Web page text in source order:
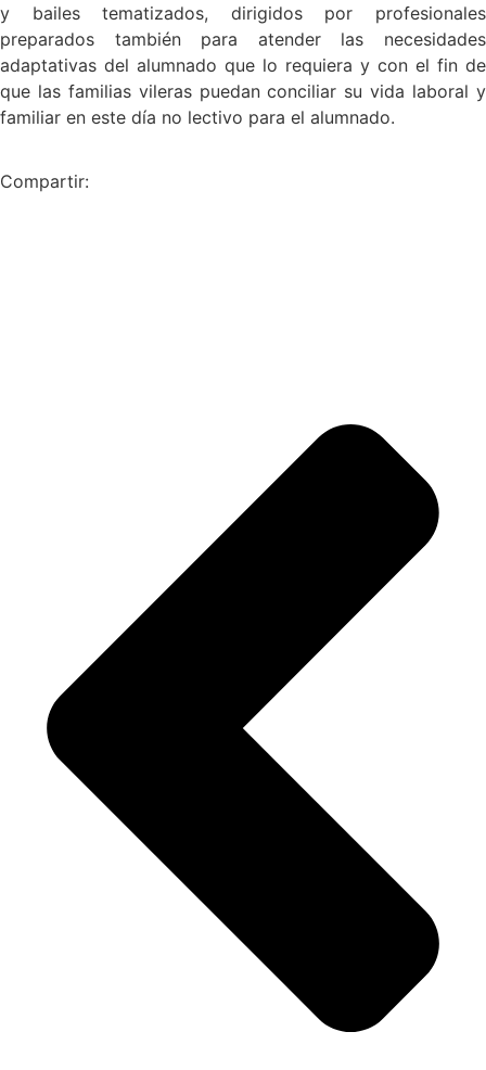
y bailes tematizados, dirigidos por profesionales
preparados también para atender las necesidades
adaptativas del alumnado que lo requiera y con el fin de
que las familias vileras puedan conciliar su vida laboral y
familiar en este día no lectivo para el alumnado.
Compartir: